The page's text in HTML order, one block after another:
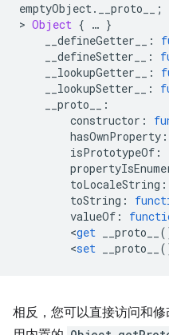
emptyObject. __proto__
;
> Object { … }
__defineGetter__
:
__defineSetter__
:
__lookupGetter__
:
__lookupSetter__
:
__proto__
:
constructor :
hasOwnProperty :
isPrototypeOf :
toLocaleString :
toString :
valueOf :
<get __proto__
<set __proto__
相反，您可以直接访问和修